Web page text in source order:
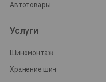
Автотовары
Услуги
Шиномонтаж
Хранение шин